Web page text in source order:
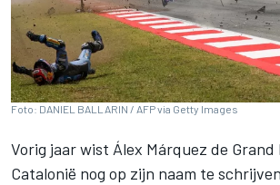
Foto: DANIEL BALLARIN / AFP via Getty Images
Vorig jaar wist Álex Márquez de Grand
Catalonië nog op zijn naam te